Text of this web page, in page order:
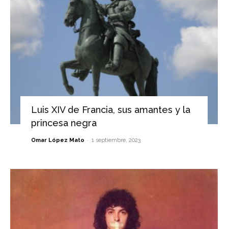
Luis XIV de Francia, sus amantes y la
princesa negra
Omar López Mato - 1 septiembre, 2023